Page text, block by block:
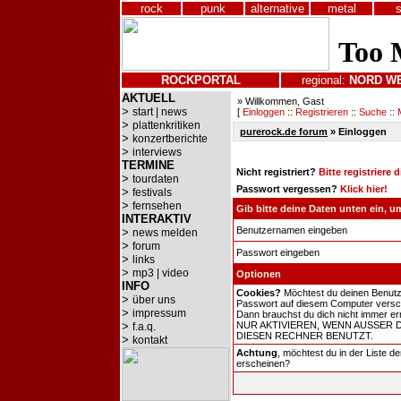
rock punk alternative metal
ROCKPORTAL regional: NORD
AKTUELL
> start | news
> plattenkritiken
> konzertberichte
> interviews
TERMINE
> tourdaten
> festivals
> fernsehen
INTERAKTIV
> news melden
> forum
> links
> mp3 | video
INFO
> über uns
> impressum
> f.a.q.
> kontakt
» Willkommen, Gast
[ Einloggen :: Registrieren :: Suche ::
purerock.de forum » Einloggen
Nicht registriert? Bitte registriere
Passwort vergessen? Klick hier!
Gib bitte deine Daten unten ein,
Benutzernamen eingeben
Passwort eingeben
Optionen
Cookies? Möchtest du deinen
Passwort auf diesem Computer
Dann brauchst du dich nicht immer
NUR AKTIVIEREN, WENN AUSSER
DIESEN RECHNER BENUTZT.
Achtung , möchtest du in der Liste
erscheinen?